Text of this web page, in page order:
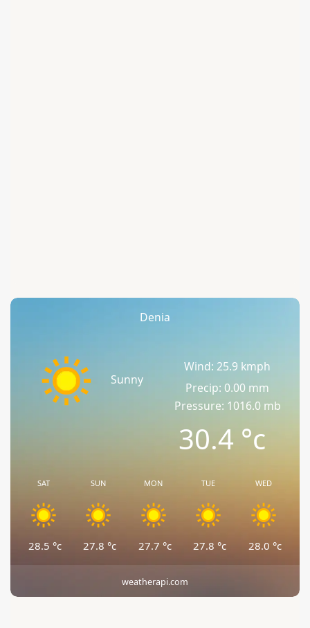
Denia
Sunny
Wind: 25.9 kmph
Precip: 0.00 mm
Pressure: 1016.0 mb
30.4°c
SAT
28.5 °c
SUN
27.8 °c
MON
27.7 °c
TUE
27.8 °c
WED
28.0 °c
weatherapi.com